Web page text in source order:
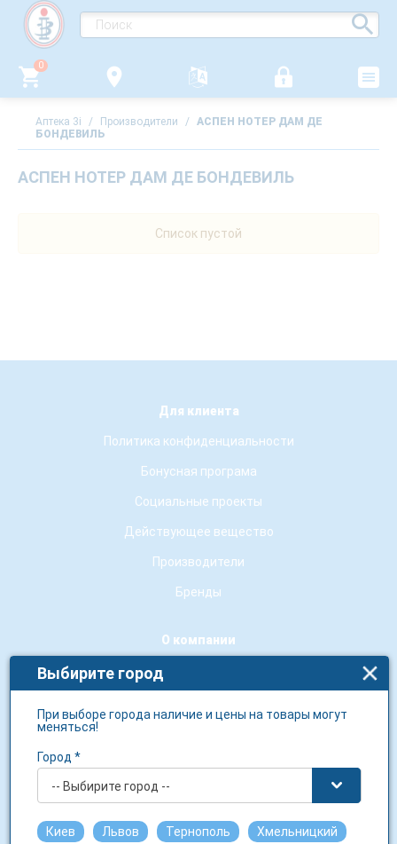
0
Аптека 3i / Производители / АСПЕН НОТЕР ДАМ ДЕ
БОНДЕВИЛЬ
АСПЕН НОТЕР ДАМ ДЕ БОНДЕВИЛЬ
Список пустой
Для клиента
Политика конфиденциальности
Бонусная програма
Социальные проекты
Действующее вещество
Производители
Бренды
О компании
Условия использования сайту
Аптечные заведения-партнеры
Выбирите город
При выборе города наличие и цены на товары могут
меняться!
Город *
-- Выбирите город --
Киев Львов Тернополь Хмельницкий